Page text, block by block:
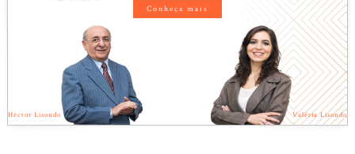
Héctor Lisondo
Conheça mais
Valéria Lisondo